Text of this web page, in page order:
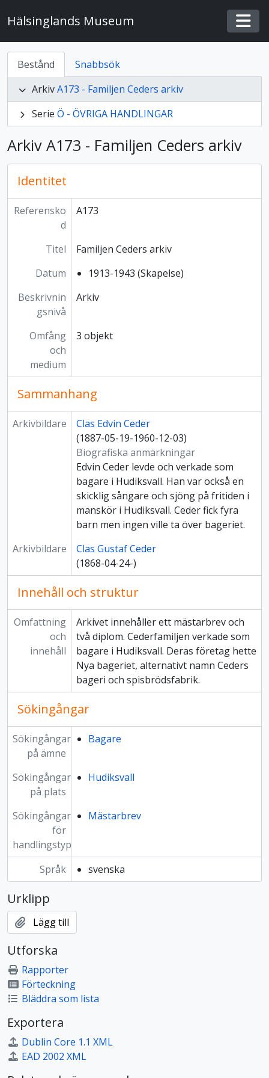
Hälsinglands Museum
Bestånd
Snabbsök
ArkivA173 - Familjen Ceders arkiv
Serie Ö - ÖVRIGA HANDLINGAR
Arkiv A173 - Familjen Ceders arkiv
Identitet
Referensko
d
A173
Titel
Familjen Ceders arkiv
Datum
1913-1943 (Skapelse)
Beskrivnin
gsnivå
Arkiv
Omfång
och
medium
3 objekt
Sammanhang
Arkivbildare
Clas Edvin Ceder
(1887-05-19-1960-12-03)
Biografiska anmärkningar
Edvin Ceder levde och verkade som
bagare i Hudiksvall. Han var också en
skicklig sångare och sjöng på fritiden i
manskör i Hudiksvall. Ceder fick fyra
barn men ingen ville ta över bageriet.
Arkivbildare
Clas Gustaf Ceder
(1868-04-24-)
Innehåll och struktur
Omfattning
och
innehåll
Arkivet innehåller ett mästarbrev och
två diplom. Cederfamiljen verkade som
bagare i Hudiksvall. Deras företag hette
Nya bageriet, alternativt namn Ceders
bageri och spisbrödsfabrik.
Sökingångar
Sökingångar
på ämne
Bagare
Sökingångar
på plats
Hudiksvall
Sökingångar
för
handlingstyp
Mästarbrev
Språk svenska
Urklipp
Lägg till
Utforska
Rapporter
Förteckning
Bläddra som lista
Exportera
Dublin Core 1.1 XML
EAD 2002 XML